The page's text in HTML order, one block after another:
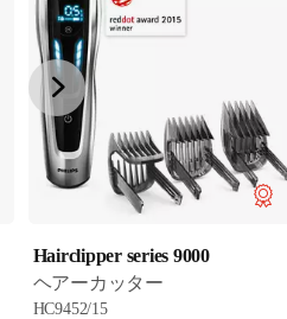
Hairclipper series 9000
ヘアーカッター
HC9452/15